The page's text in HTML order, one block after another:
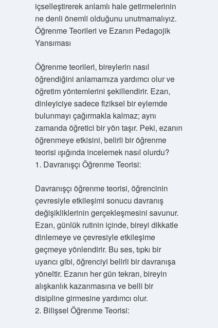
içselleştirerek anlamlı hale getirmelerinin
ne denli önemli olduğunu unutmamalıyız.
Öğrenme Teorileri ve Ezanın Pedagojik
Yansıması
Öğrenme teorileri, bireylerin nasıl
öğrendiğini anlamamıza yardımcı olur ve
öğretim yöntemlerini şekillendirir. Ezan,
dinleyiciye sadece fiziksel bir eylemde
bulunmayı çağırmakla kalmaz; aynı
zamanda öğretici bir yön taşır. Peki, ezanın
öğrenmeye etkisini, belirli bir öğrenme
teorisi ışığında incelemek nasıl olurdu?
1. Davranışçı Öğrenme Teorisi:
Davranışçı öğrenme teorisi, öğrencinin
çevresiyle etkileşimi sonucu davranış
değişikliklerinin gerçekleşmesini savunur.
Ezan, günlük rutinin içinde, bireyi dikkatle
dinlemeye ve çevresiyle etkileşime
geçmeye yönlendirir. Bu ses, tıpkı bir
uyarıcı gibi, öğrenciyi belirli bir davranışa
yöneltir. Ezanın her gün tekrarı, bireyin
alışkanlık kazanmasına ve belli bir
disipline girmesine yardımcı olur.
2. Bilişsel Öğrenme Teorisi: